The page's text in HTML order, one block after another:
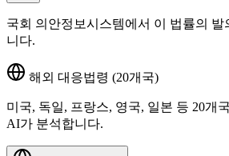
국회 의안정보시스템에서 이 법률의
니다.
해외 대응법령 (20개국)
미국, 독일, 프랑스, 영국, 일본 등 20개
AI가 분석합니다.